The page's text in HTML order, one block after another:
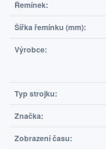
Řemínek:
Šířka řemínku (mm):
Výrobce:
Typ strojku:
Značka:
Zobrazení času: